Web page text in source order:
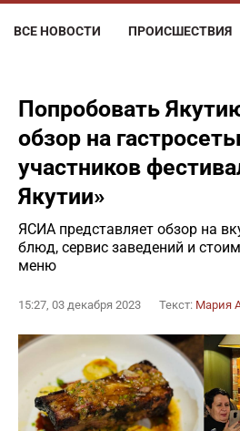
ВСЕ НОВОСТИ ПРОИСШЕСТВИЯ
Попробовать
обзор на
участников
Якутии»
ЯСИА представляет обзор на
блюд, сервис заведений и
меню
15:27, 03 декабря 2023 Текст: Мария